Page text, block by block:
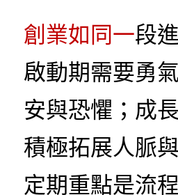
創業如同一段
啟動期需要勇
安與恐懼；成
積極拓展人脈
定期重點是流